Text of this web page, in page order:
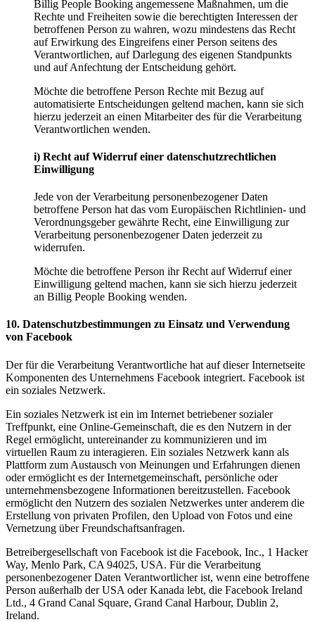
Billig People Booking angemessene Maßnahmen, um die
Rechte und Freiheiten sowie die berechtigten Interessen der
betroffenen Person zu wahren, wozu mindestens das Recht
auf Erwirkung des Eingreifens einer Person seitens des
Verantwortlichen, auf Darlegung des eigenen Standpunkts
und auf Anfechtung der Entscheidung gehört.
Möchte die betroffene Person Rechte mit Bezug auf
automatisierte Entscheidungen geltend machen, kann sie sich
hierzu jederzeit an einen Mitarbeiter des für die Verarbeitung
Verantwortlichen wenden.
i) Recht auf Widerruf einer datenschutzrechtlichen
Einwilligung
Jede von der Verarbeitung personenbezogener Daten
betroffene Person hat das vom Europäischen Richtlinien- und
Verordnungsgeber gewährte Recht, eine Einwilligung zur
Verarbeitung personenbezogener Daten jederzeit zu
widerrufen.
Möchte die betroffene Person ihr Recht auf Widerruf einer
Einwilligung geltend machen, kann sie sich hierzu jederzeit
an Billig People Booking wenden.
10. Datenschutzbestimmungen zu Einsatz und Verwendung
von Facebook
Der für die Verarbeitung Verantwortliche hat auf dieser Internetseite
Komponenten des Unternehmens Facebook integriert. Facebook ist
ein soziales Netzwerk.
Ein soziales Netzwerk ist ein im Internet betriebener sozialer
Treffpunkt, eine Online-Gemeinschaft, die es den Nutzern in der
Regel ermöglicht, untereinander zu kommunizieren und im
virtuellen Raum zu interagieren. Ein soziales Netzwerk kann als
Plattform zum Austausch von Meinungen und Erfahrungen dienen
oder ermöglicht es der Internetgemeinschaft, persönliche oder
unternehmensbezogene Informationen bereitzustellen. Facebook
ermöglicht den Nutzern des sozialen Netzwerkes unter anderem die
Erstellung von privaten Profilen, den Upload von Fotos und eine
Vernetzung über Freundschaftsanfragen.
Betreibergesellschaft von Facebook ist die Facebook, Inc., 1 Hacker
Way, Menlo Park, CA 94025, USA. Für die Verarbeitung
personenbezogener Daten Verantwortlicher ist, wenn eine betroffene
Person außerhalb der USA oder Kanada lebt, die Facebook Ireland
Ltd., 4 Grand Canal Square, Grand Canal Harbour, Dublin 2,
Ireland.